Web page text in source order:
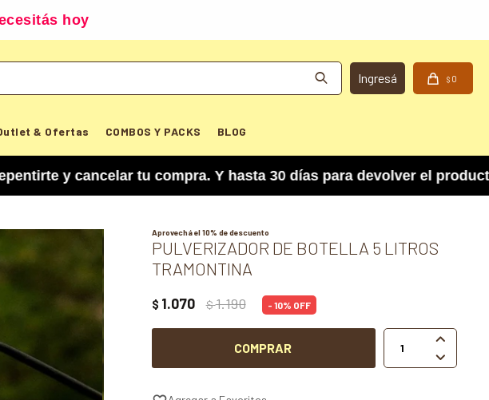
hoy
& Ofertas COMBOS Y PACKS BLOG
$ 0
cancelar tu compra. Y hasta 30 días para devolver el producto
Aprovechá el 10% de descuento
PULVERIZADOR DE BOTELLA 5 LITROS
TRAMONTINA
$ 1.070 $1.190 10
COMPRAR

